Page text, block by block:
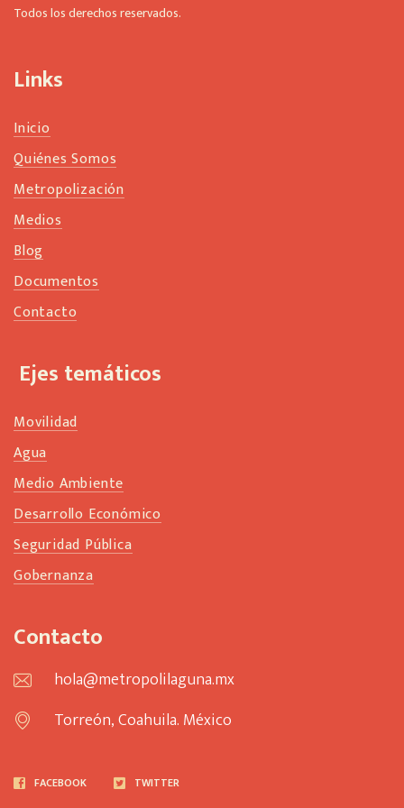
b
k
Todos los derechos reservados.
Links
Inicio
Quiénes Somos
Metropolización
Medios
Blog
Documentos
Contacto
Ejes temáticos
Movilidad
Agua
Medio Ambiente
Desarrollo Económico
Seguridad Pública
Gobernanza
Contacto
hola@metropolilaguna.mx
Torreón, Coahuila. México
FACEBOOK TWITTER